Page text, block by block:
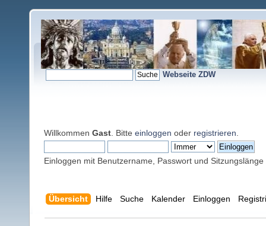
Webseite ZDW
Willkommen Gast . Bitte einloggen oder registrieren
Einloggen mit Benutzername, Passwort und Sitzungslänge
Übersicht Hilfe Suche Kalender Einloggen